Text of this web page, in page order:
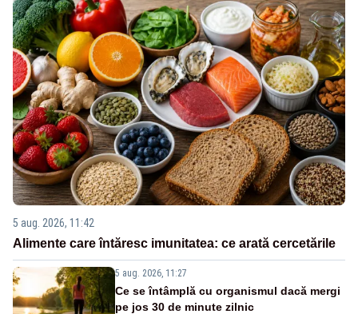
5 aug. 2026, 11:42
Alimente care întăresc imunitatea: ce arată cercetările
5 aug. 2026, 11:27
Ce se întâmplă cu organismul dacă mergi
pe jos 30 de minute zilnic